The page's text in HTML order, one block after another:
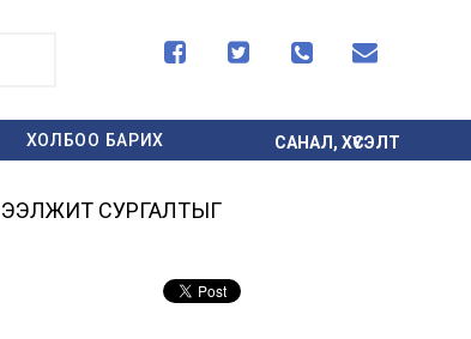
   
ХОЛБОО БАРИХ САНАЛ, ХҮСЭЛТ
ЭЭЛЖИТ СУРГАЛТЫГ